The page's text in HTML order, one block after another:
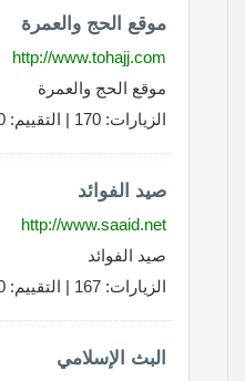
موقع الحج والعمرة
http://www.tohajj.com
موقع الحج والعمرة
الزيارات: 170 | التقييم: 0 | المقيّمين: 0
صيد الفوائد
http://www.saaid.net
صيد الفوائد
الزيارات: 167 | التقييم: 0 | المقيّمين: 0
البث الإسلامي